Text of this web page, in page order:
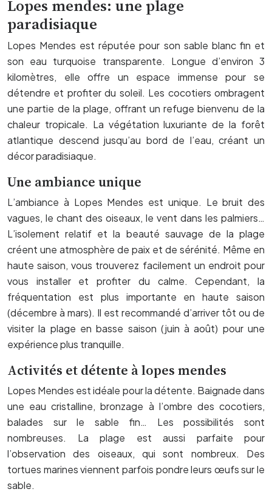
Lopes mendes: une plage
paradisiaque
Lopes Mendes est réputée pour son sable blanc fin et
son eau turquoise transparente. Longue d’environ 3
kilomètres, elle offre un espace immense pour se
détendre et profiter du soleil. Les cocotiers ombragent
une partie de la plage, offrant un refuge bienvenu de la
chaleur tropicale. La végétation luxuriante de la forêt
atlantique descend jusqu’au bord de l’eau, créant un
décor paradisiaque.
Une ambiance unique
L’ambiance à Lopes Mendes est unique. Le bruit des
vagues, le chant des oiseaux, le vent dans les palmiers…
L’isolement relatif et la beauté sauvage de la plage
créent une atmosphère de paix et de sérénité. Même en
haute saison, vous trouverez facilement un endroit pour
vous installer et profiter du calme. Cependant, la
fréquentation est plus importante en haute saison
(décembre à mars). Il est recommandé d’arriver tôt ou de
visiter la plage en basse saison (juin à août) pour une
expérience plus tranquille.
Activités et détente à lopes mendes
Lopes Mendes est idéale pour la détente. Baignade dans
une eau cristalline, bronzage à l’ombre des cocotiers,
balades sur le sable fin… Les possibilités sont
nombreuses. La plage est aussi parfaite pour
l’observation des oiseaux, qui sont nombreux. Des
tortues marines viennent parfois pondre leurs œufs sur le
sable.